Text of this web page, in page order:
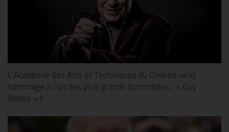
L’Académie des Arts et Techniques du Cinéma rend
hommage à l’un des plus grands humoristes : « Guy
Bedos » !!